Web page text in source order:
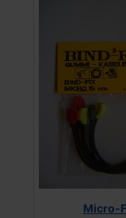
Micro-